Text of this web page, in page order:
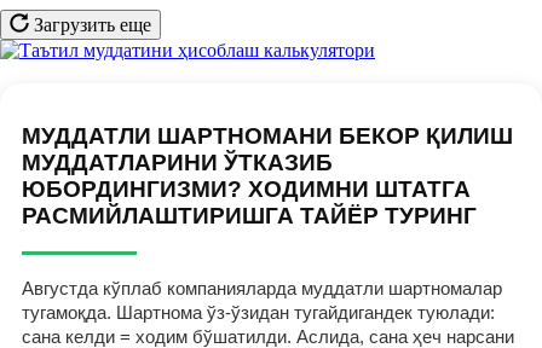
Загрузить еще
МУДДАТЛИ ШАРТНОМАНИ БЕКОР ҚИЛИШ
МУДДАТЛАРИНИ ЎТКАЗИБ
ЮБОРДИНГИЗМИ? ХОДИМНИ ШТАТГА
РАСМИЙЛАШТИРИШГА ТАЙЁР ТУРИНГ
Августда кўплаб компанияларда муддатли шартномалар
тугамоқда. Шартнома ўз-ўзидан тугайдигандек туюлади:
сана келди = ходим бўшатилди. Аслида, сана ҳеч нарсани